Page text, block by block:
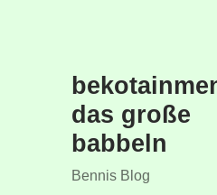
das große
babbeln
Bennis Blog